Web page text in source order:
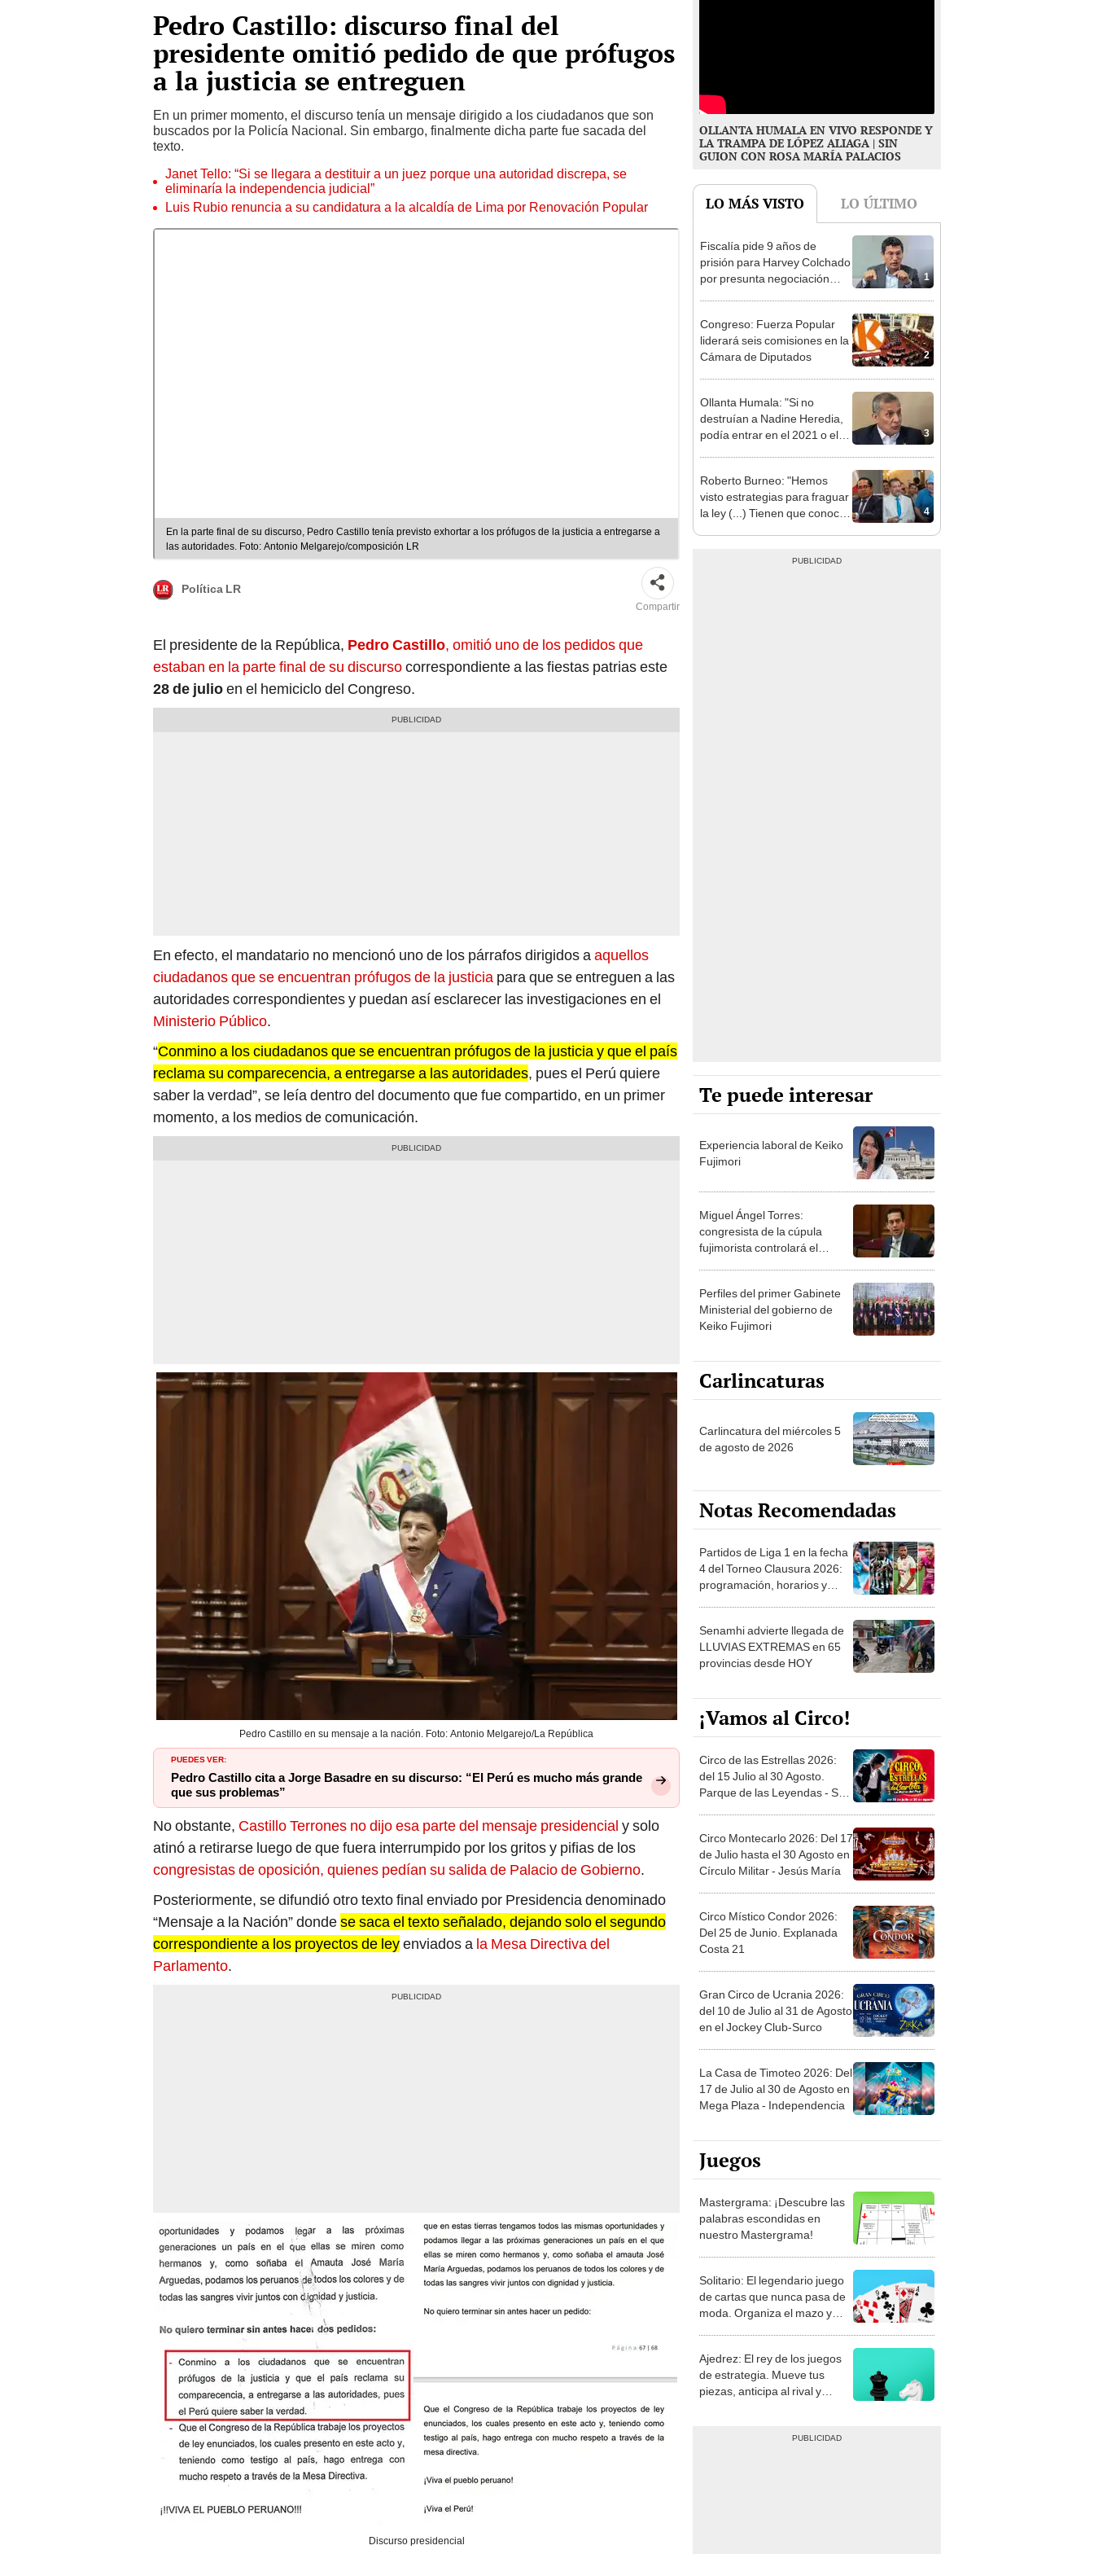
Pedro Castillo: discurso final del
presidente omitió pedido de que prófugos
a la justicia se entreguen
En un primer momento, el discurso tenía un mensaje dirigido a los ciudadanos que son
buscados por la Policía Nacional. Sin embargo, finalmente dicha parte fue sacada del
texto.
Janet Tello: “Si se llegara a destituir a un juez porque una autoridad discrepa, se
eliminaría la independencia judicial”
Luis Rubio renuncia a su candidatura a la alcaldía de Lima por Renovación Popular
En la parte final de su discurso, Pedro Castillo tenía previsto exhortar a los prófugos de la justicia a entregarse a
las autoridades. Foto: Antonio Melgarejo/composición LR
Política LR
Compartir
El presidente de la República, Pedro Castillo, omitió uno de los pedidos que
estaban en la parte final de su discursocorrespondiente a las fiestas patrias este
28 de julioen el hemiciclo del Congreso.
En efecto, el mandatario no mencionó uno de los párrafos dirigidos a aquellos
ciudadanos que se encuentran prófugos de la justicia para que se entreguen a las
autoridades correspondientes y puedan así esclarecer las investigaciones en el
Ministerio Público.
“Conmino a los ciudadanos que se encuentran prófugos de la justicia y que el país
reclama su comparecencia, a entregarse a las autoridades, pues el Perú quiere
saber la verdad”, se leía dentro del documento que fue compartido, en un primer
momento, a los medios de comunicación.
Pedro Castillo en su mensaje a la nación. Foto: Antonio Melgarejo/La República
PUEDES VER:
Pedro Castillo cita a Jorge Basadre en su discurso: “El Perú es mucho más grande
que sus problemas”
No obstante, Castillo Terrones no dijo esa parte del mensaje presidencial y solo
atinó a retirarse luego de que fuera interrumpido por los gritos y pifias de los
congresistas de oposición, quienes pedían su salida de Palacio de Gobierno.
Posteriormente, se difundió otro texto final enviado por Presidencia denominado
“Mensaje a la Nación” dondese saca el texto señalado, dejando solo el segundo
correspondiente a los proyectos de leyenviados a la Mesa Directiva del
Parlamento.
Discurso presidencial
OLLANTA HUMALA EN VIVO RESPONDE Y
LA TRAMPA DE LÓPEZ ALIAGA | SIN
GUION CON ROSA MARÍA PALACIOS
LO MÁS VISTO LO ÚLTIMO
1
Fiscalía pide 9 años de
prisión para Harvey Colchado
por presunta negociación
2
Congreso: Fuerza Popular
liderará seis comisiones en la
Cámara de Diputados
3
Ollanta Humala: "Si no
destruían a Nadine Heredia,
podía entrar en el 2021 o el
4
Roberto Burneo: "Hemos
visto estrategias para fraguar
la ley (...) Tienen que conocer
Te puede interesar
Experiencia laboral de Keiko
Fujimori
Miguel Ángel Torres:
congresista de la cúpula
fujimorista controlará el
Perfiles del primer Gabinete
Ministerial del gobierno de
Keiko Fujimori
Carlincaturas
Carlincatura del miércoles 5
de agosto de 2026
Notas Recomendadas
Partidos de Liga 1 en la fecha
4 del Torneo Clausura 2026:
programación, horarios y
Senamhi advierte llegada de
LLUVIAS EXTREMAS en 65
provincias desde HOY
¡Vamos al Circo!
Circo de las Estrellas 2026:
del 15 Julio al 30 Agosto.
Parque de las Leyendas - San
Circo Montecarlo 2026: Del 17
de Julio hasta el 30 Agosto en
Círculo Militar - Jesús María
Circo Místico Condor 2026:
Del 25 de Junio. Explanada
Costa 21
Gran Circo de Ucrania 2026:
del 10 de Julio al 31 de Agosto
en el Jockey Club-Surco
La Casa de Timoteo 2026: Del
17 de Julio al 30 de Agosto en
Mega Plaza - Independencia
Juegos
Mastergrama: ¡Descubre las
palabras escondidas en
nuestro Mastergrama!
Solitario: El legendario juego
de cartas que nunca pasa de
moda. Organiza el mazo y
Ajedrez: El rey de los juegos
de estrategia. Mueve tus
piezas, anticipa al rival y